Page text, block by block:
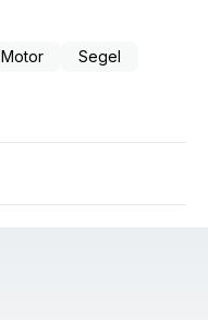
Motor Segel